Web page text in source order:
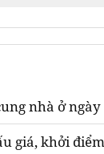
nhà ở
giá, khởi